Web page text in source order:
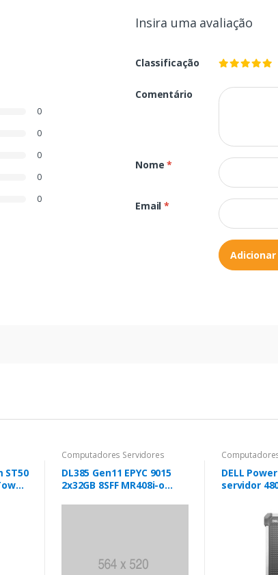
0
0
0
0
0
Insira uma avaliação
Classificação
Comentário
Nome*
Email*
ST50
W
Computadores Servidores
DL385 Gen11 EPYC 9015
2x32GB 8SFF MR408i-o
DELL
servidor
GHz 16 GB